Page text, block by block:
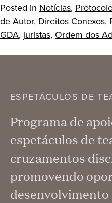
Posted in Notícias,
de Autor, Direitos Conexos,
GDA, juristas, Ordem dos
ESPETÁCULOS DE
Programa de
espetáculos de
cruzamentos
promovendo